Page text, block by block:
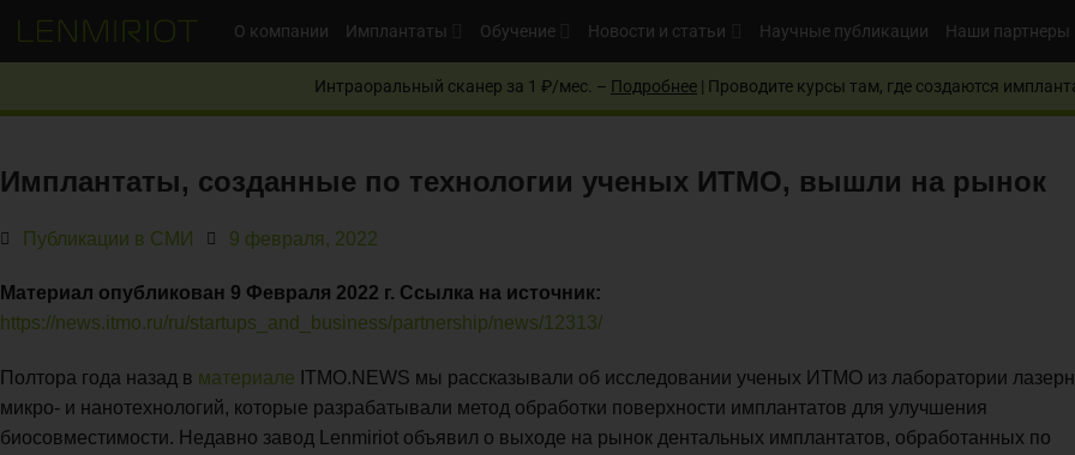
О компании Имплантаты Обучение Новости и статьи Научные публикации Наши партнеры
Интраоральный сканер за 1 ₽/мес. – Подробнее | Проводите курсы там, где создаются
Имплантаты, созданные по технологии ученых ИТМО, вышли на рынок
Публикации в СМИ 9 февраля, 2022
Материал опубликован 9 Февраля 2022 г. Ссылка на источник:
https://news.itmo.ru/ru/startups_and_business/partnership/news/12313/
Полтора года назад в материале ITMO.NEWS мы рассказывали об исследовании ученых ИТМО из лаборатории
микро- и нанотехнологий, которые разрабатывали метод обработки поверхности имплантатов для улучшения
биосовместимости. Недавно завод Lenmiriot объявил о выходе на рынок дентальных имплантатов, обработанных по